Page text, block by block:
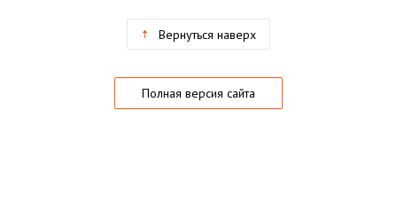
Вернуться наверх
Полная версия сайта